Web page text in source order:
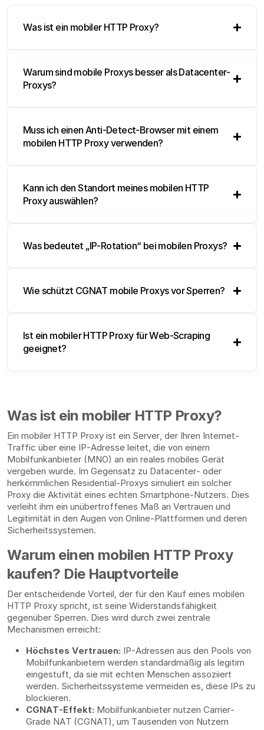
Was ist ein mobiler HTTP Proxy?
Warum sind mobile Proxys besser als Datacenter-
Proxys?
Muss ich einen Anti-Detect-Browser mit einem
mobilen HTTP Proxy verwenden?
Kann ich den Standort meines mobilen HTTP
Proxy auswählen?
Was bedeutet „IP-Rotation“ bei mobilen Proxys?
Wie schützt CGNAT mobile Proxys vor Sperren?
Ist ein mobiler HTTP Proxy für Web-Scraping
geeignet?
Was ist ein mobiler HTTP Proxy?
Ein mobiler HTTP Proxy ist ein Server, der Ihren Internet-
Traffic über eine IP-Adresse leitet, die von einem
Mobilfunkanbieter (MNO) an ein reales mobiles Gerät
vergeben wurde. Im Gegensatz zu Datacenter- oder
herkömmlichen Residential-Proxys simuliert ein solcher
Proxy die Aktivität eines echten Smartphone-Nutzers. Dies
verleiht ihm ein unübertroffenes Maß an Vertrauen und
Legitimität in den Augen von Online-Plattformen und deren
Sicherheitssystemen.
Warum einen mobilen HTTP Proxy
kaufen? Die Hauptvorteile
Der entscheidende Vorteil, der für den Kauf eines mobilen
HTTP Proxy spricht, ist seine Widerstandsfähigkeit
gegenüber Sperren. Dies wird durch zwei zentrale
Mechanismen erreicht:
Höchstes Vertrauen: IP-Adressen aus den Pools von
Mobilfunkanbietern werden standardmäßig als legitim
eingestuft, da sie mit echten Menschen assoziiert
werden. Sicherheitssysteme vermeiden es, diese IPs zu
blockieren.
CGNAT-Effekt: Mobilfunkanbieter nutzen Carrier-
Grade NAT (CGNAT), um Tausenden von Nutzern